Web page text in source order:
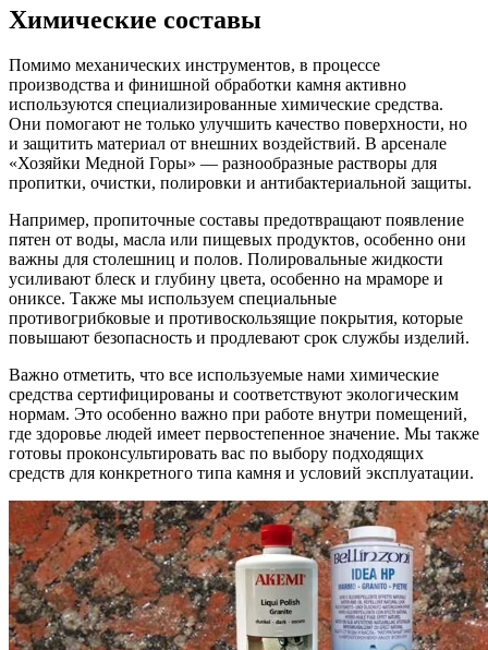
Химические составы
Помимо механических инструментов, в процессе
производства и финишной обработки камня активно
используются специализированные химические средства.
Они помогают не только улучшить качество поверхности, но
и защитить материал от внешних воздействий. В арсенале
«Хозяйки Медной Горы» — разнообразные растворы для
пропитки, очистки, полировки и антибактериальной защиты.
Например, пропиточные составы предотвращают появление
пятен от воды, масла или пищевых продуктов, особенно они
важны для столешниц и полов. Полировальные жидкости
усиливают блеск и глубину цвета, особенно на мраморе и
ониксе. Также мы используем специальные
противогрибковые и противоскользящие покрытия, которые
повышают безопасность и продлевают срок службы изделий.
Важно отметить, что все используемые нами химические
средства сертифицированы и соответствуют экологическим
нормам. Это особенно важно при работе внутри помещений,
где здоровье людей имеет первостепенное значение. Мы также
готовы проконсультировать вас по выбору подходящих
средств для конкретного типа камня и условий эксплуатации.